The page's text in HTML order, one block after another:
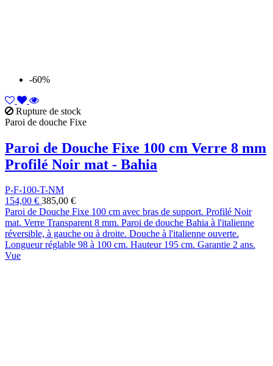
-60%
Rupture de stock
Paroi de douche Fixe
Paroi de Douche Fixe 100 cm Verre 8 mm
Profilé Noir mat - Bahia
P-F-100-T-NM
154,00 € 385,00 €
Paroi de Douche Fixe 100 cm avec bras de support. Profilé Noir
mat. Verre Transparent 8 mm. Paroi de douche Bahia à l'italienne
réversible, à gauche ou à droite. Douche à l'italienne ouverte.
Longueur réglable 98 à 100 cm. Hauteur 195 cm. Garantie 2 ans.
Vue